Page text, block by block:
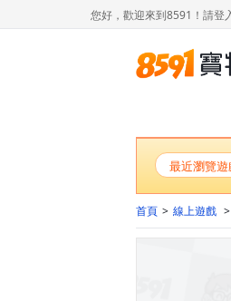
您好，歡迎來到8591！ 請登
最近瀏覽遊
首頁 > 線上遊戲 >